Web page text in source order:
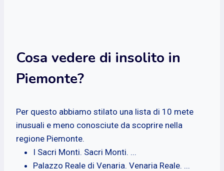
Cosa vedere di insolito in
Piemonte?
Per questo abbiamo stilato una lista di 10 mete
inusuali e meno conosciute da scoprire nella
regione Piemonte.
I Sacri Monti. Sacri Monti. ...
Palazzo Reale di Venaria. Venaria Reale. ...